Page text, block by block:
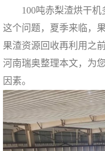
100吨赤梨渣烘干机
这个问题，夏季来临，
果渣资源回收再利用之
河南瑞奥整理本文，为
因素。